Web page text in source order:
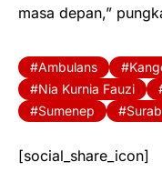
masa depan,”
Ambulans
Nia Kurnia Fauzi
Sumenep
[social_share_icon]